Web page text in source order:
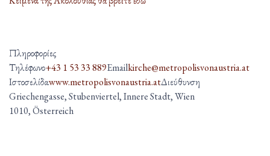
Πληροφορίες
Τηλέφωνο+43 1 53 33 889Emailkirche@metropolisvonaustria.at
Ιστοσελίδαwww.metropolisvonaustria.atΔιεύθυνση
Griechengasse, Stubenviertel, Innere Stadt, Wien
1010, Österreich